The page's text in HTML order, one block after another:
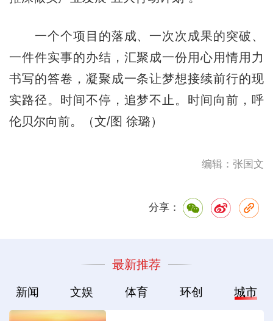
一个个项目的落成、一次次成果的突破、
一件件实事的办结，汇聚成一份用心用情用力
书写的答卷，凝聚成一条让梦想接续前行的现
实路径。时间不停，追梦不止。时间向前，呼
伦贝尔向前。（文/图 徐璐）
编辑：张国文
分享：
最新推荐
新闻 文娱 体育 环创 城市